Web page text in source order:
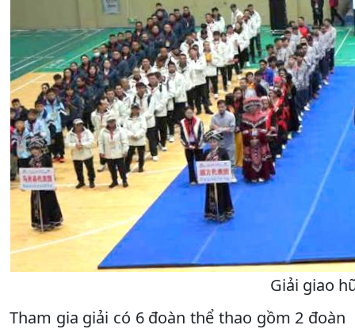
Giải giao
Tham gia giải có 6 đoàn thể thao gồm 2 đoàn